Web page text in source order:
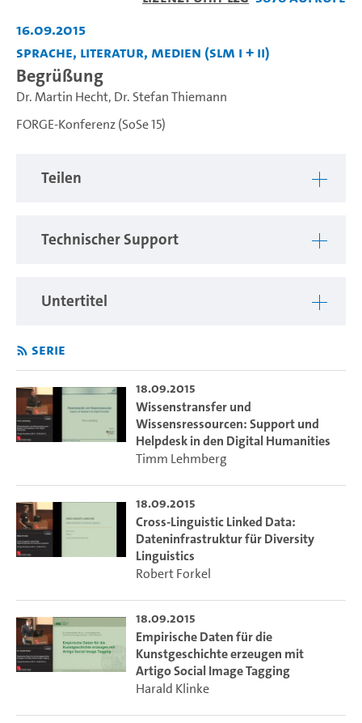
16.09.2015
Sprache, Literatur, Medien (SLM I + II)
Begrüßung
Dr. Martin Hecht, Dr. Stefan Thiemann
FORGE-Konferenz (SoSe 15)
Teilen
Technischer Support
Untertitel
Serie
18.09.2015
Wissenstransfer und
Wissensressourcen: Support und
Helpdesk in den Digital Humanities
Timm Lehmberg
18.09.2015
Cross-Linguistic Linked Data:
Dateninfrastruktur für Diversity
Linguistics
Robert Forkel
18.09.2015
Empirische Daten für die
Kunstgeschichte erzeugen mit
Artigo Social Image Tagging
Harald Klinke